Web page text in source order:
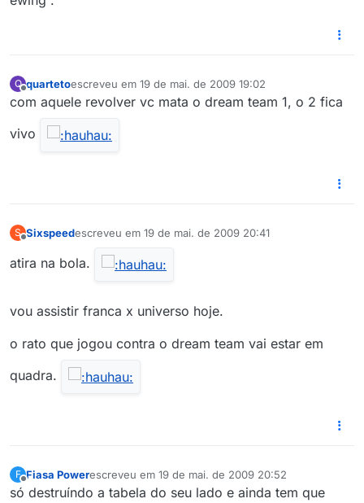
Q quartetoescreveu em 19 de mai. de 2009 19:02
última edição por
com aquele revolver vc mata o dream team 1, o 2 fica
vivo
S Sixspeedescreveu em 19 de mai. de 2009 20:41
última edição por
atira na bola.
vou assistir franca x universo hoje.
o rato que jogou contra o dream team vai estar em
quadra.
F
Offline
Fiasa Powerescreveu em 19 de mai. de 2009 20:52
última edição por
só destruíndo a tabela do seu lado e ainda tem que